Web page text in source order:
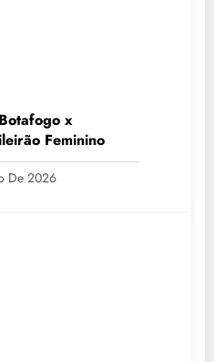
x
Feminino
De 2026